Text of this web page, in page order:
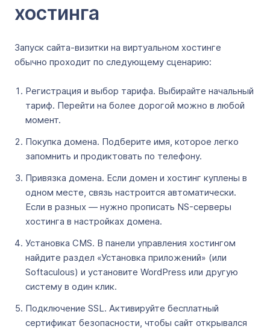
хостинга
Запуск сайта-визитки на виртуальном хостинге
обычно проходит по следующему сценарию:
Регистрация и выбор тарифа. Выбирайте начальный
тариф. Перейти на более дорогой можно в любой
момент.
Покупка домена. Подберите имя, которое легко
запомнить и продиктовать по телефону.
Привязка домена. Если домен и хостинг куплены в
одном месте, связь настроится автоматически.
Если в разных — нужно прописать NS-серверы
хостинга в настройках домена.
Установка CMS. В панели управления хостингом
найдите раздел «Установка приложений» (или
Softaculous) и установите WordPress или другую
систему в один клик.
Подключение SSL. Активируйте бесплатный
сертификат безопасности, чтобы сайт открывался